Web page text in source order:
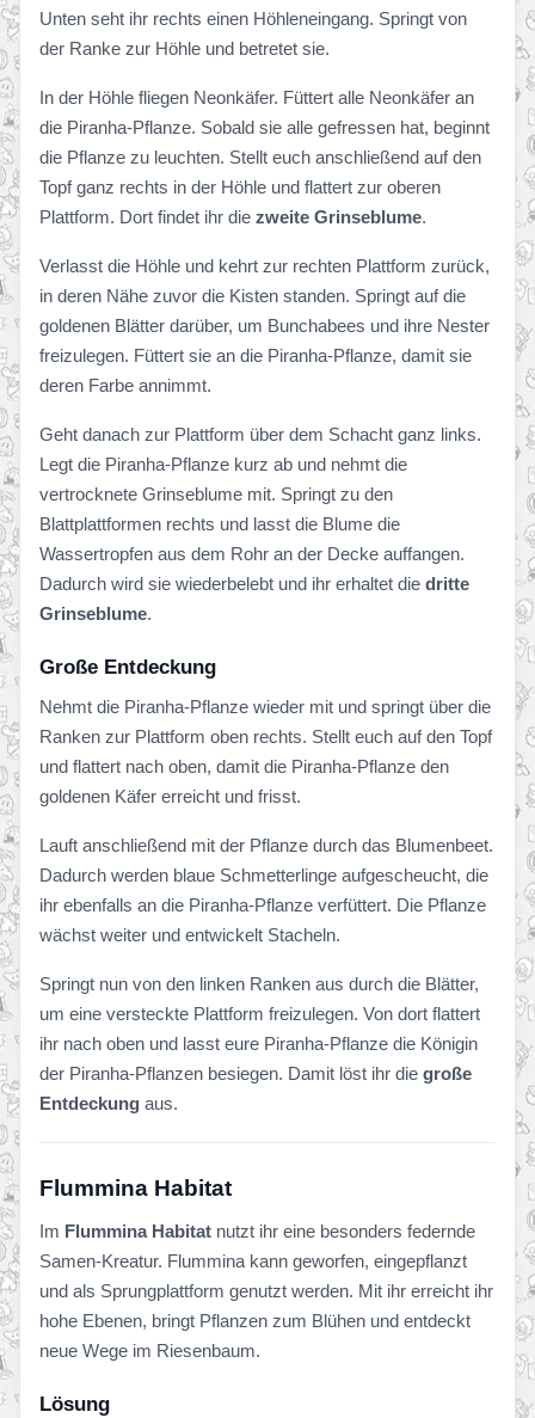
Unten seht ihr rechts einen Höhleneingang. Springt von
der Ranke zur Höhle und betretet sie.
In der Höhle fliegen Neonkäfer. Füttert alle Neonkäfer an
die Piranha-Pflanze. Sobald sie alle gefressen hat, beginnt
die Pflanze zu leuchten. Stellt euch anschließend auf den
Topf ganz rechts in der Höhle und flattert zur oberen
Plattform. Dort findet ihr die zweite Grinseblume.
Verlasst die Höhle und kehrt zur rechten Plattform zurück,
in deren Nähe zuvor die Kisten standen. Springt auf die
goldenen Blätter darüber, um Bunchabees und ihre Nester
freizulegen. Füttert sie an die Piranha-Pflanze, damit sie
deren Farbe annimmt.
Geht danach zur Plattform über dem Schacht ganz links.
Legt die Piranha-Pflanze kurz ab und nehmt die
vertrocknete Grinseblume mit. Springt zu den
Blattplattformen rechts und lasst die Blume die
Wassertropfen aus dem Rohr an der Decke auffangen.
Dadurch wird sie wiederbelebt und ihr erhaltet die dritte
Grinseblume.
Große Entdeckung
Nehmt die Piranha-Pflanze wieder mit und springt über die
Ranken zur Plattform oben rechts. Stellt euch auf den Topf
und flattert nach oben, damit die Piranha-Pflanze den
goldenen Käfer erreicht und frisst.
Lauft anschließend mit der Pflanze durch das Blumenbeet.
Dadurch werden blaue Schmetterlinge aufgescheucht, die
ihr ebenfalls an die Piranha-Pflanze verfüttert. Die Pflanze
wächst weiter und entwickelt Stacheln.
Springt nun von den linken Ranken aus durch die Blätter,
um eine versteckte Plattform freizulegen. Von dort flattert
ihr nach oben und lasst eure Piranha-Pflanze die Königin
der Piranha-Pflanzen besiegen. Damit löst ihr die große
Entdeckung aus.
Flummina Habitat
Im Flummina Habitat nutzt ihr eine besonders federnde
Samen-Kreatur. Flummina kann geworfen, eingepflanzt
und als Sprungplattform genutzt werden. Mit ihr erreicht ihr
hohe Ebenen, bringt Pflanzen zum Blühen und entdeckt
neue Wege im Riesenbaum.
Lösung